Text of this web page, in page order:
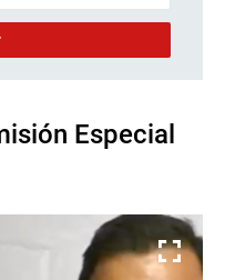
Especial